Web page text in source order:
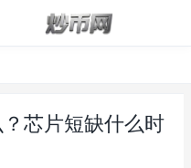
芯片短缺什么时